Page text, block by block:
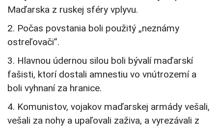
Maďarska z ruskej sféry vplyvu.
2. Počas povstania boli použitý „neznámy
ostreľovači”.
3. Hlavnou údernou silou boli bývalí maďarskí
fašisti, ktorí dostali amnestiu vo vnútrozemí a
boli vyhnaní za hranice.
4. Komunistov, vojakov maďarskej armády vešali,
vešali za nohy a upaľovali zaživa, a vyrezávali z